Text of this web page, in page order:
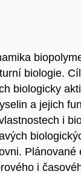
biologie.
biologicky
a jejich
i
i